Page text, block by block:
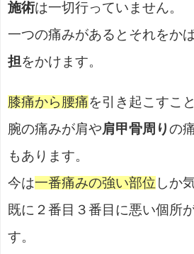
施術は一切行っていません。
一つの痛みがあるとそれをか
担 をかけます。
膝痛から腰痛を引き起こすこ
腕の痛みが肩や肩甲骨周り の
もあります。
今は一番痛みの強い部位 しか
既に２番目３番目に悪い個所
す。